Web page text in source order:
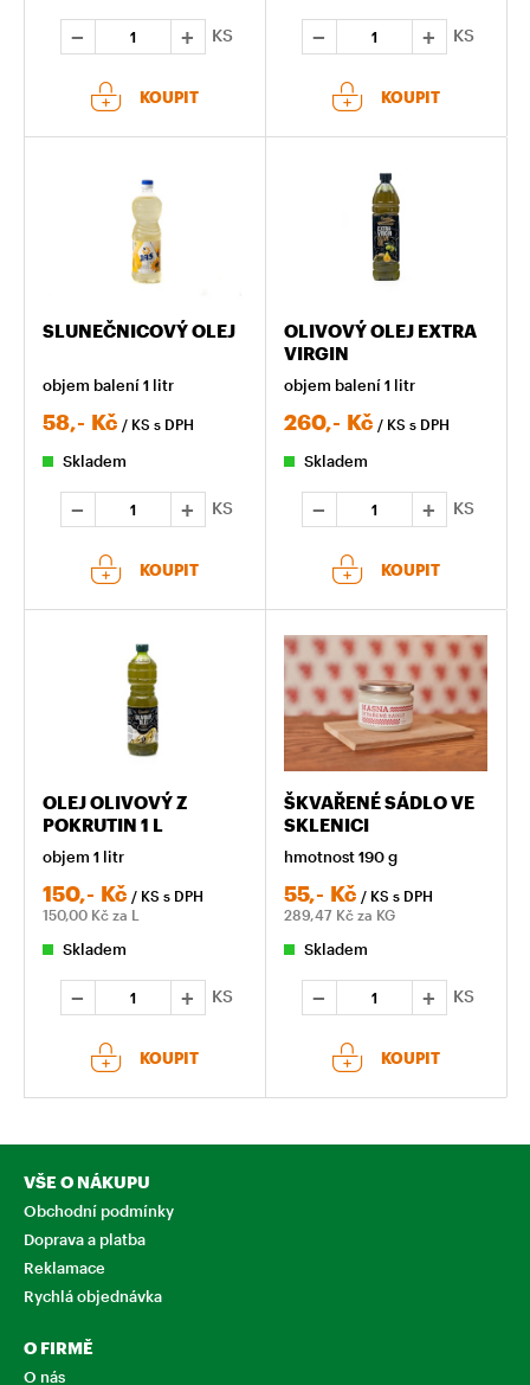
KS
KOUPIT
KS
KOUPIT
SLUNEČNICOVÝ OLEJ
objem balení 1 litr
58,- Kč / KS s DPH
Skladem
KS
KOUPIT
OLIVOVÝ OLEJ EXTRA
VIRGIN
objem balení 1 litr
260,- Kč / KS s DPH
Skladem
KS
KOUPIT
OLEJ OLIVOVÝ Z
POKRUTIN 1 L
objem 1 litr
150,- Kč / KS s DPH
150,00 Kč za L
Skladem
KS
KOUPIT
ŠKVAŘENÉ SÁDLO VE
SKLENICI
hmotnost 190 g
55,- Kč / KS s DPH
289,47 Kč za KG
Skladem
KS
KOUPIT
VŠE O NÁKUPU
Obchodní podmínky
Doprava a platba
Reklamace
Rychlá objednávka
O FIRMĚ
O nás